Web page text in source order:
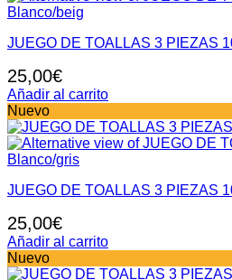
JUEGO DE TOALLAS 3 PIEZAS
25,00€
Añadir al carrito
Nuevo
JUEGO DE TOALLAS 3 PIEZAS
25,00€
Añadir al carrito
Nuevo